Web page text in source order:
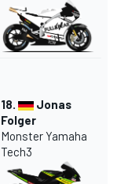
18.
Jonas
Folger
Monster Yamaha
Tech3